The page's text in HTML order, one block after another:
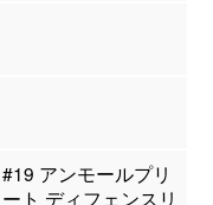
#19 アンモールプリ
ート ディフェンスリ